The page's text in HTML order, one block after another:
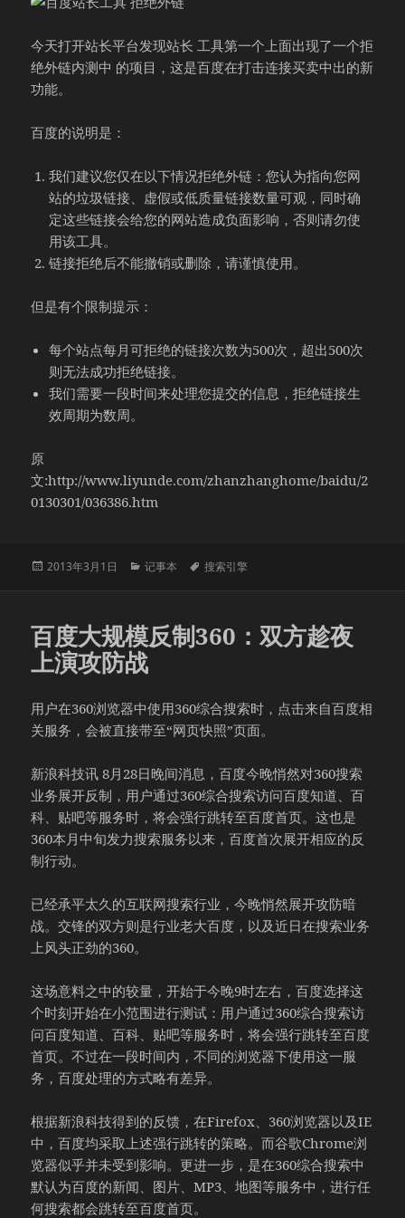
今天打开站长平台发现站长 工具第一个上面出现了一个拒
绝外链内测中 的项目，这是百度在打击连接买卖中出的新
功能。
百度的说明是：
我们建议您仅在以下情况拒绝外链：您认为指向您网
站的垃圾链接、虚假或低质量链接数量可观，同时确
定这些链接会给您的网站造成负面影响，否则请勿使
用该工具。
链接拒绝后不能撤销或删除，请谨慎使用。
但是有个限制提示：
每个站点每月可拒绝的链接次数为500次，超出500次
则无法成功拒绝链接。
我们需要一段时间来处理您提交的信息，拒绝链接生
效周期为数周。
原
文:http://www.liyunde.com/zhanzhanghome/baidu/2
0130301/036386.htm
发
2013年3月1日
分
记事本
标
搜索引擎
百度大规模反制360：双方趁夜
上演攻防战
用户在360浏览器中使用360综合搜索时，点击来自百度相
关服务，会被直接带至“网页快照”页面。
新浪科技讯 8月28日晚间消息，百度今晚悄然对360搜索
业务展开反制，用户通过360综合搜索访问百度知道、百
科、贴吧等服务时，将会强行跳转至百度首页。这也是
360本月中旬发力搜索服务以来，百度首次展开相应的反
制行动。
已经承平太久的互联网搜索行业，今晚悄然展开攻防暗
战。交锋的双方则是行业老大百度，以及近日在搜索业务
上风头正劲的360。
这场意料之中的较量，开始于今晚9时左右，百度选择这
个时刻开始在小范围进行测试：用户通过360综合搜索访
问百度知道、百科、贴吧等服务时，将会强行跳转至百度
首页。不过在一段时间内，不同的浏览器下使用这一服
务，百度处理的方式略有差异。
根据新浪科技得到的反馈，在Firefox、360浏览器以及IE
中，百度均采取上述强行跳转的策略。而谷歌Chrome浏
览器似乎并未受到影响。更进一步，是在360综合搜索中
默认为百度的新闻、图片、MP3、地图等服务中，进行任
何搜索都会跳转至百度首页。